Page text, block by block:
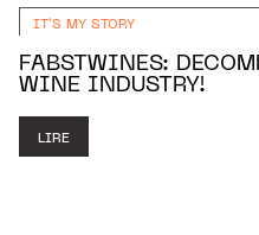
IT'S MY STORY
FABSTWINES:
WINE INDUSTRY!
LIRE